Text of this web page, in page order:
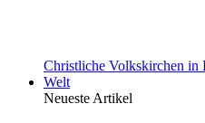
Christliche Volkskirchen
Welt
Neueste Artikel